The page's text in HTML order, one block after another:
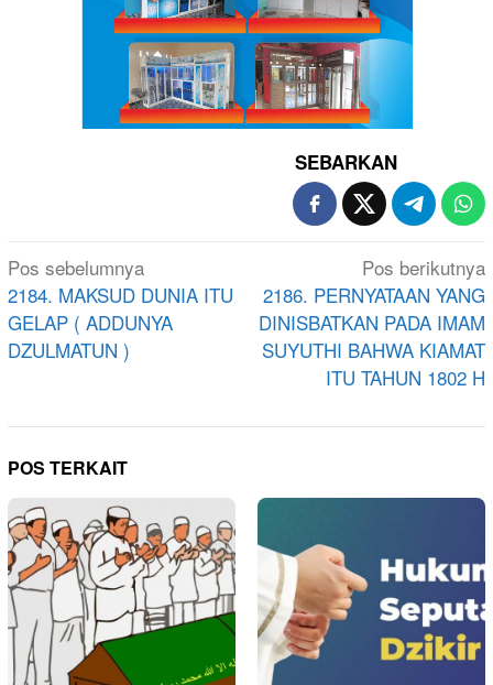
SEBARKAN
Navigasi
pos
Pos sebelumnya
2184. MAKSUD DUNIA ITU
GELAP ( ADDUNYA
DZULMATUN )
Pos berikutnya
2186. PERNYATAAN YANG
DINISBATKAN PADA IMAM
SUYUTHI BAHWA KIAMAT
ITU TAHUN 1802 H
POS TERKAIT